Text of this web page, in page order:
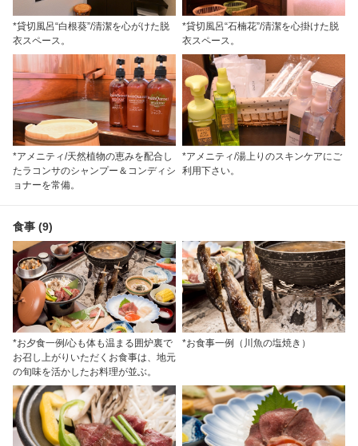
*貸切風呂“白根葵”/清潔を心がけた脱
衣スペース。
*貸切風呂“石楠花”/清潔を心掛けた脱
衣スペース。
*アメニティ/天然植物の恵みを配合し
たラコンサのシャンプー＆コンディシ
ョナーを常備。
*アメニティ/湯上りのスキンケアにご
利用下さい。
食事 (9)
*お夕食一例/心も体も温まる囲炉裏で
お召し上がりいただくお食事は、地元
の旬味を活かしたお料理が並ぶ。
*お食事一例（川魚の塩焼き）